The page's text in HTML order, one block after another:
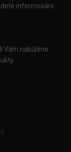
informováni
Vám nabízíme